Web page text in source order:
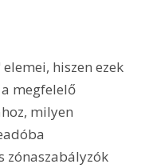
megfelelő
milyen
zónaszabályzók